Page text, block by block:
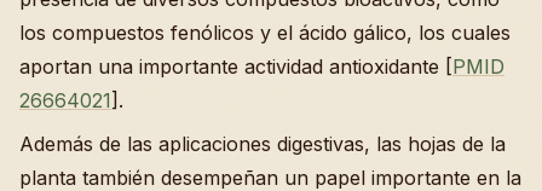
los compuestos fenólicos y el ácido gálico, los cuales
aportan una importante actividad antioxidante [PMID
26664021].
Además de las aplicaciones digestivas, las hojas de la
planta también desempeñan un papel importante en la